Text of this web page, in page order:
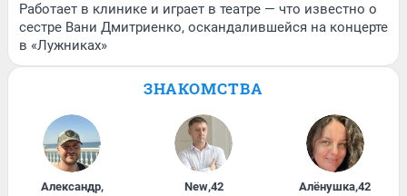
Работает в клинике и играет в театре — что известно о
сестре Вани Дмитриенко, оскандалившейся на концерте
в «Лужниках»
ЗНАКОМСТВА
Александр,
New,42 Алёнушка,42